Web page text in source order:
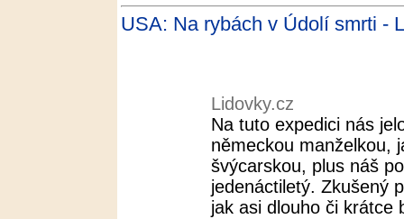
USA: Na rybách v Údolí smrti -
Lidovky.cz
Na tuto expedici nás
německou manželkou,
švýcarskou, plus náš
jedenáctiletý. Zkušený
jak asi dlouho či krátce